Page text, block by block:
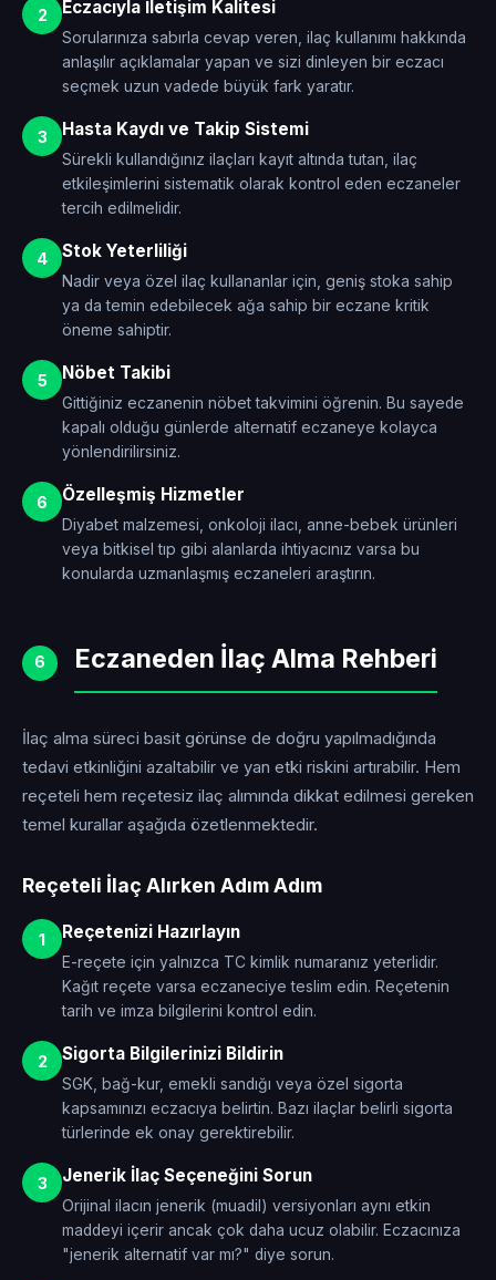
2 Eczacıyla İletişim Kalitesi
Sorularınıza sabırla cevap veren, ilaç kullanımı hakkında
anlaşılır açıklamalar yapan ve sizi dinleyen bir eczacı
seçmek uzun vadede büyük fark yaratır.
3 Hasta Kaydı ve Takip Sistemi
Sürekli kullandığınız ilaçları kayıt altında tutan, ilaç
etkileşimlerini sistematik olarak kontrol eden eczaneler
tercih edilmelidir.
4 Stok Yeterliliği
Nadir veya özel ilaç kullananlar için, geniş stoka sahip
ya da temin edebilecek ağa sahip bir eczane kritik
öneme sahiptir.
5 Nöbet Takibi
Gittiğiniz eczanenin nöbet takvimini öğrenin. Bu sayede
kapalı olduğu günlerde alternatif eczaneye kolayca
yönlendirilirsiniz.
6 Özelleşmiş Hizmetler
Diyabet malzemesi, onkoloji ilacı, anne-bebek ürünleri
veya bitkisel tıp gibi alanlarda ihtiyacınız varsa bu
konularda uzmanlaşmış eczaneleri araştırın.
6 Eczaneden İlaç Alma Rehberi
İlaç alma süreci basit görünse de doğru yapılmadığında
tedavi etkinliğini azaltabilir ve yan etki riskini artırabilir. Hem
reçeteli hem reçetesiz ilaç alımında dikkat edilmesi gereken
temel kurallar aşağıda özetlenmektedir.
Reçeteli İlaç Alırken Adım Adım
1 Reçetenizi Hazırlayın
E-reçete için yalnızca TC kimlik numaranız yeterlidir.
Kağıt reçete varsa eczaneciye teslim edin. Reçetenin
tarih ve imza bilgilerini kontrol edin.
2 Sigorta Bilgilerinizi Bildirin
SGK, bağ-kur, emekli sandığı veya özel sigorta
kapsamınızı eczacıya belirtin. Bazı ilaçlar belirli sigorta
türlerinde ek onay gerektirebilir.
3 Jenerik İlaç Seçeneğini Sorun
Orijinal ilacın jenerik (muadil) versiyonları aynı etkin
maddeyi içerir ancak çok daha ucuz olabilir. Eczacınıza
"jenerik alternatif var mı?" diye sorun.